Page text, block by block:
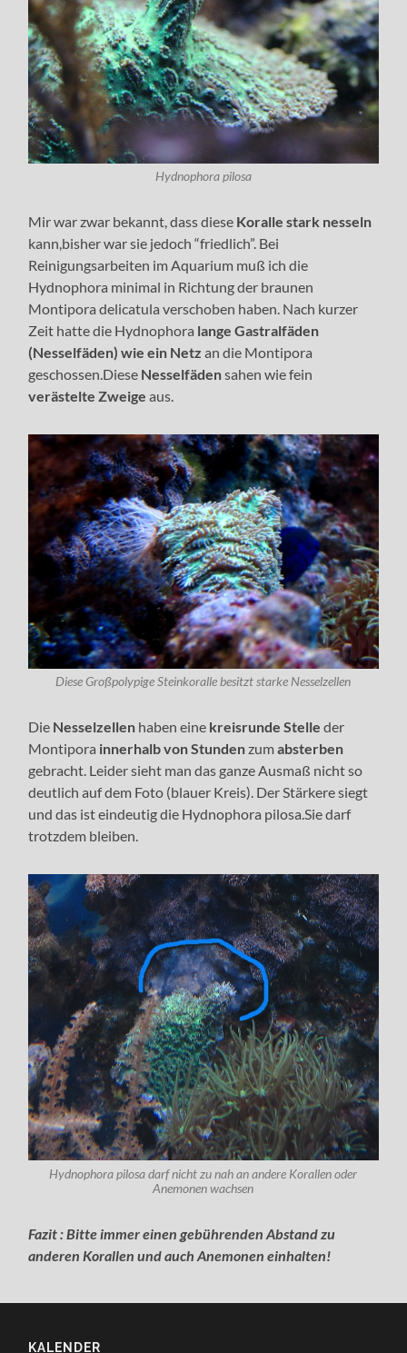
Hydnophora pilosa
Mir war zwar bekannt, dass diese Koralle stark nesseln
kann,bisher war sie jedoch “friedlich”. Bei
Reinigungsarbeiten im Aquarium muß ich die
Hydnophora minimal in Richtung der braunen
Montipora delicatula verschoben haben. Nach kurzer
Zeit hatte die Hydnophora lange Gastralfäden
(Nesselfäden) wie ein Netzan die Montipora
geschossen.Diese Nesselfädensahen wie fein
verästelte Zweige aus.
Diese Großpolypige Steinkoralle besitzt starke Nesselzellen
Die Nesselzellen haben eine kreisrunde Stelle der
Montipora innerhalb von Stundenzumabsterben
gebracht. Leider sieht man das ganze Ausmaß nicht so
deutlich auf dem Foto (blauer Kreis). Der Stärkere siegt
und das ist eindeutig die Hydnophora pilosa.Sie darf
trotzdem bleiben.
Hydnophora pilosa darf nicht zu nah an andere Korallen oder
Anemonen wachsen
Fazit : Bitte immer einen gebührenden Abstand zu
anderen Korallen und auch Anemonen einhalten!
KALENDER